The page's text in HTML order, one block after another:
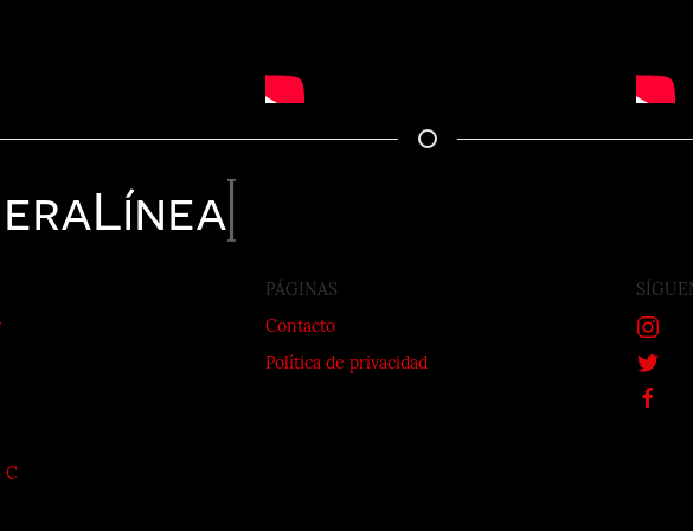
Línea
C
PÁGINAS
Contacto
Política de privacidad